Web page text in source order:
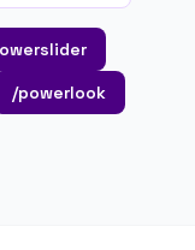
/powerlook